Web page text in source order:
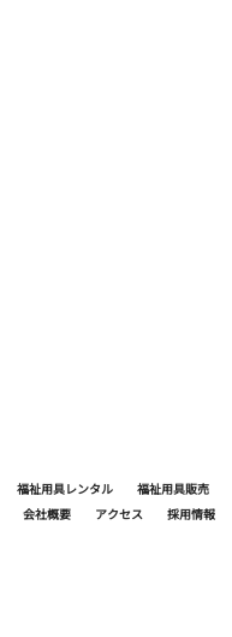
福祉用具レンタル 福祉用具販売
会社概要
アクセス 採用情報